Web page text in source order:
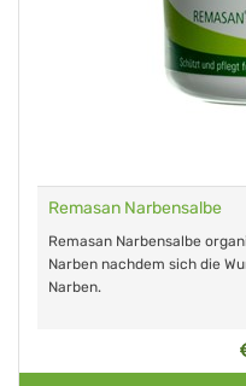
Remasan Narbensalbe
Remasan Narbensalbe
Narben nachdem sich die
Narben.